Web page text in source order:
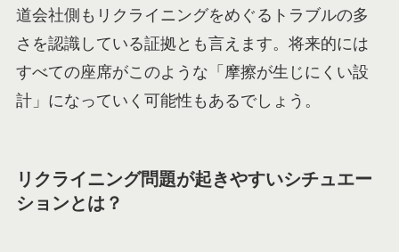
道会社側もリクライニングをめぐるトラブルの多
さを認識している証拠とも言えます。将来的には
すべての座席がこのような「摩擦が生じにくい設
計」になっていく可能性もあるでしょう。
リクライニング問題が起きやすいシチュエー
ションとは？